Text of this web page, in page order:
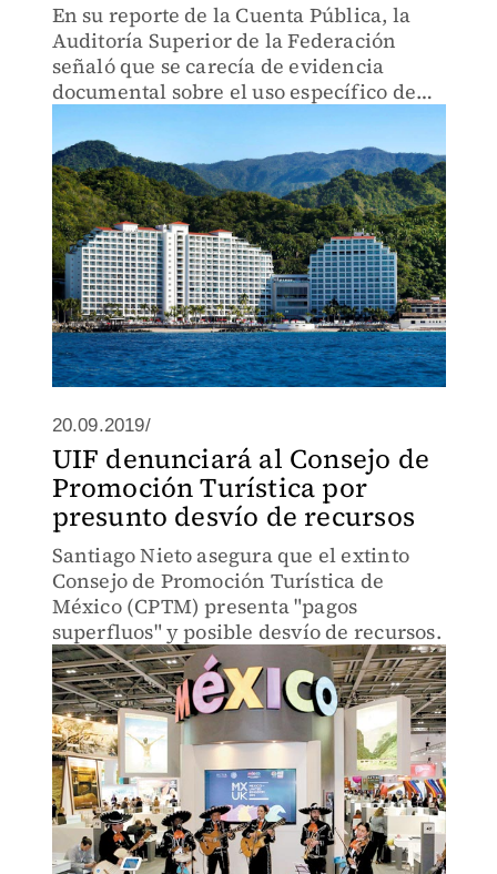
En su reporte de la Cuenta Pública, la
Auditoría Superior de la Federación
señaló que se carecía de evidencia
documental sobre el uso específico de
los recursos asignados al consejo de
promoción turística.
20.09.2019/
UIF denunciará al Consejo de
Promoción Turística por
presunto desvío de recursos
Santiago Nieto asegura que el extinto
Consejo de Promoción Turística de
México (CPTM) presenta "pagos
superfluos" y posible desvío de recursos.